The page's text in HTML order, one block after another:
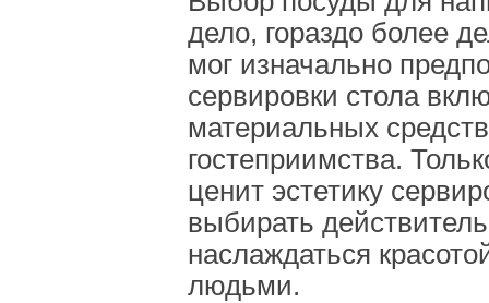
дело, гораздо более
мог изначально
сервировки стола
материальных
гостеприимства.
ценит эстетику
выбирать
наслаждаться
людьми.